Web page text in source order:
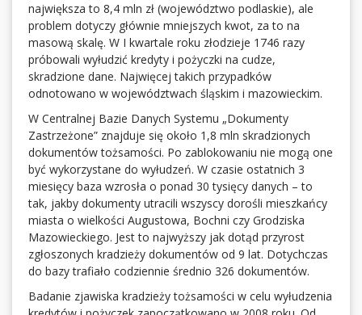
największa to 8,4 mln zł (województwo podlaskie), ale
problem dotyczy głównie mniejszych kwot, za to na
masową skalę. W I kwartale roku złodzieje 1746 razy
próbowali wyłudzić kredyty i pożyczki na cudze,
skradzione dane. Najwięcej takich przypadków
odnotowano w województwach śląskim i mazowieckim.
W Centralnej Bazie Danych Systemu „Dokumenty
Zastrzeżone” znajduje się około 1,8 mln skradzionych
dokumentów tożsamości. Po zablokowaniu nie mogą one
być wykorzystane do wyłudzeń. W czasie ostatnich 3
miesięcy baza wzrosła o ponad 30 tysięcy danych – to
tak, jakby dokumenty utracili wszyscy dorośli mieszkańcy
miasta o wielkości Augustowa, Bochni czy Grodziska
Mazowieckiego. Jest to najwyższy jak dotąd przyrost
zgłoszonych kradzieży dokumentów od 9 lat. Dotychczas
do bazy trafiało codziennie średnio 326 dokumentów.
Badanie zjawiska kradzieży tożsamości w celu wyłudzenia